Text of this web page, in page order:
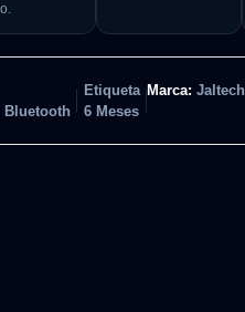
Etiqueta
6 Meses
Marca: Jaltech